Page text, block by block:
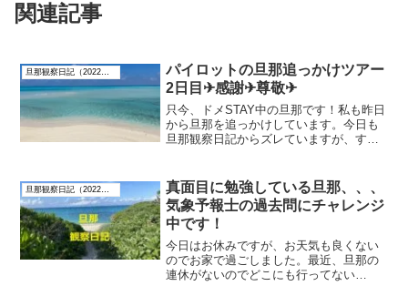
関連記事
パイロットの旦那追っかけツアー
2日目✈︎感謝✈︎尊敬✈︎
只今、ドメSTAY中の旦那です！私も昨日
から旦那を追っかけしています。今日も
旦那観察日記からズレていますが、すみ
ば、こんな生活は送れていません。私に
とって、パイロ...
真面目に勉強している旦那、、、
気象予報士の過去問にチャレンジ
中です！
今日はお休みですが、お天気も良くない
のでお家で過ごしました。最近、旦那の
連休がないのでどこにも行ってない